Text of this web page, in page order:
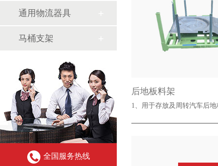
后地板料架
1、用于存放及周转汽车后
通用物流器具
马桶支架
全国服务热线